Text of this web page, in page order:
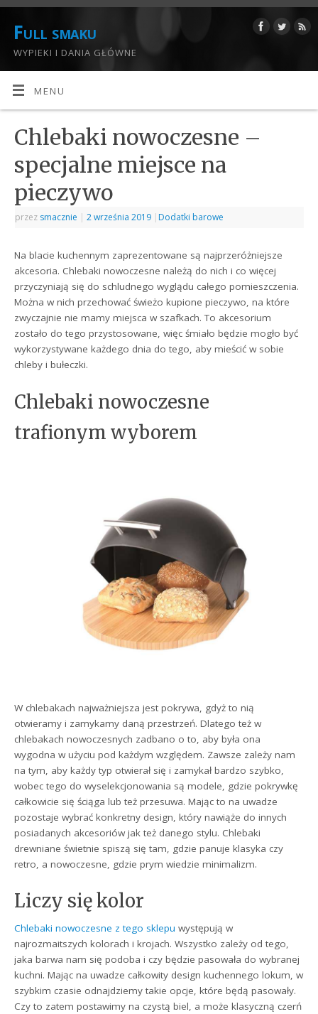
Full smaku
WYPIEKI I DANIA GŁÓWNE
MENU
Chlebaki nowoczesne –
specjalne miejsce na
pieczywo
przez smacznie | 2 września 2019 | Dodatki barowe
Na blacie kuchennym zaprezentowane są najprzeróżniejsze
akcesoria. Chlebaki nowoczesne należą do nich i co więcej
przyczyniają się do schludnego wyglądu całego pomieszczenia.
Można w nich przechować świeżo kupione pieczywo, na które
zwyczajnie nie mamy miejsca w szafkach. To akcesorium
zostało do tego przystosowane, więc śmiało będzie mogło być
wykorzystywane każdego dnia do tego, aby mieścić w sobie
chleby i bułeczki.
Chlebaki nowoczesne
trafionym wyborem
W chlebakach najważniejsza jest pokrywa, gdyż to nią
otwieramy i zamykamy daną przestrzeń. Dlatego też w
chlebakach nowoczesnych zadbano o to, aby była ona
wygodna w użyciu pod każdym względem. Zawsze zależy nam
na tym, aby każdy typ otwierał się i zamykał bardzo szybko,
wobec tego do wyselekcjonowania są modele, gdzie pokrywkę
całkowicie się ściąga lub też przesuwa. Mając to na uwadze
pozostaje wybrać konkretny design, który nawiąże do innych
posiadanych akcesoriów jak też danego stylu. Chlebaki
drewniane świetnie spiszą się tam, gdzie panuje klasyka czy
retro, a nowoczesne, gdzie prym wiedzie minimalizm.
Liczy się kolor
Chlebaki nowoczesne z tego sklepu występują w
najrozmaitszych kolorach i krojach. Wszystko zależy od tego,
jaka barwa nam się podoba i czy będzie pasowała do wybranej
kuchni. Mając na uwadze całkowity design kuchennego lokum, w
szybkim czasie odnajdziemy takie opcje, które będą pasowały.
Czy to zatem postawimy na czystą biel, a może klasyczną czerń